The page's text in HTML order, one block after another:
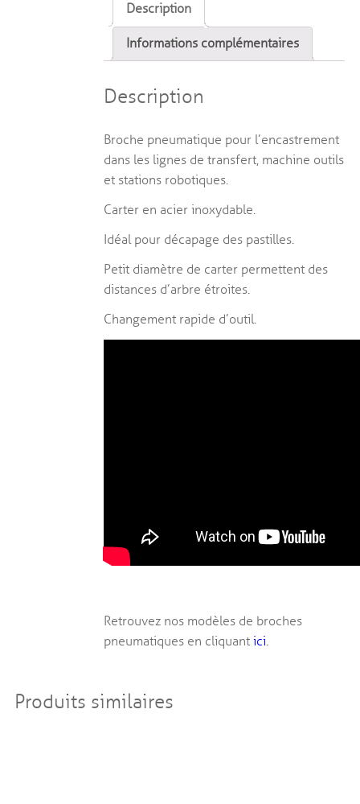
Description
Informations complémentaires
Description
Broche pneumatique pour l’encastrement
dans les lignes de transfert, machine outils
et stations robotiques.
Carter en acier inoxydable.
Idéal pour décapage des pastilles.
Petit diamètre de carter permettent des
distances d’arbre étroites.
Changement rapide d’outil.
Retrouvez nos modèles de broches
pneumatiques en cliquantici.
Produits similaires